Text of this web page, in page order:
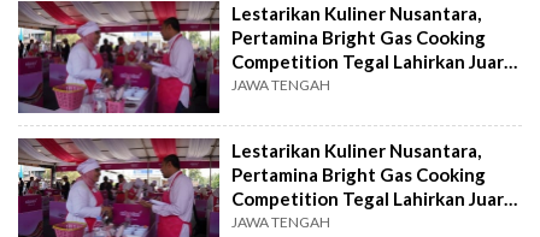
Lestarikan Kuliner Nusantara,
Pertamina Bright Gas Cooking
Competition Tegal Lahirkan Juara
Baru
JAWA TENGAH
Lestarikan Kuliner Nusantara,
Pertamina Bright Gas Cooking
Competition Tegal Lahirkan Juara
Baru
JAWA TENGAH